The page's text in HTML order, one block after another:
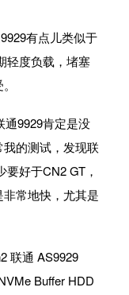
有点儿类似于
轻度负载，堵塞
通9929肯定是没
的测试，发现联
要好于CN2 GT，
非常地快，尤其是
联通 AS9929
Buffer HDD